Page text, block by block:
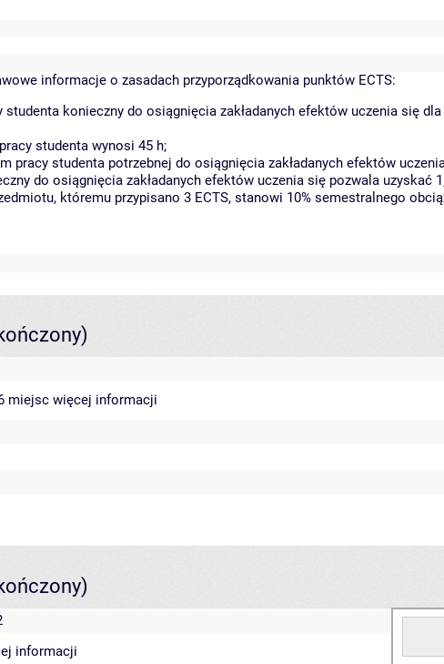
informacje o zasadach przyporządkowania punktów ECTS:
studenta konieczny do osiągnięcia zakładanych efektów uczenia się
studenta wynosi 45 h;
pracy studenta potrzebnej do osiągnięcia zakładanych efektów
do osiągnięcia zakładanych efektów uczenia się pozwala uzyskać
któremu przypisano 3 ECTS, stanowi 10% semestralnego
miejsc więcej informacji
informacji